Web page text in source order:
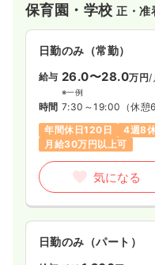
外来
580
※一例
年間休日123日
4週8休
気になる
内視鏡正看護師
保育園・学校正・准
日勤のみ（常勤）
給与 26.0〜28.0万円/
※一例
時間 7:30～19:00 （休憩
年間休日120日
4週8
月給30万円以上可
気になる
日勤のみ（パート）